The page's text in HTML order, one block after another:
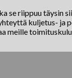
se riippuu täysin
kuljetus- ja
meille